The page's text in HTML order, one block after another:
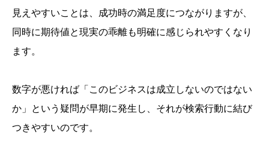
見えやすいことは、成功時の満足度につながりますが、
同時に期待値と現実の乖離も明確に感じられやすくなり
ます。
数字が悪ければ「このビジネスは成立しないのではない
か」という疑問が早期に発生し、それが検索行動に結び
つきやすいのです。